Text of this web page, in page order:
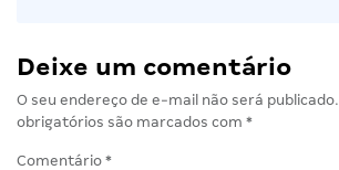
Deixe um comentário
O seu endereço de e-mail não será publicado.
obrigatórios são marcados com *
Comentário *